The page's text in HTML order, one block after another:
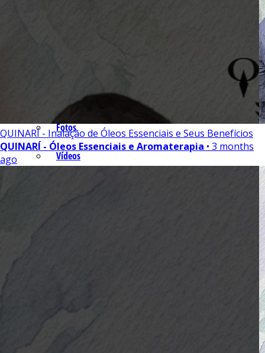
Fotos e Vídeos
Fotos
Vídeos
QUINARÍ - Inalação de Óleos Essenciais e Seus Benefícios
QUINARÍ - Óleos Essenciais e Aromaterapia • 3 months
ago